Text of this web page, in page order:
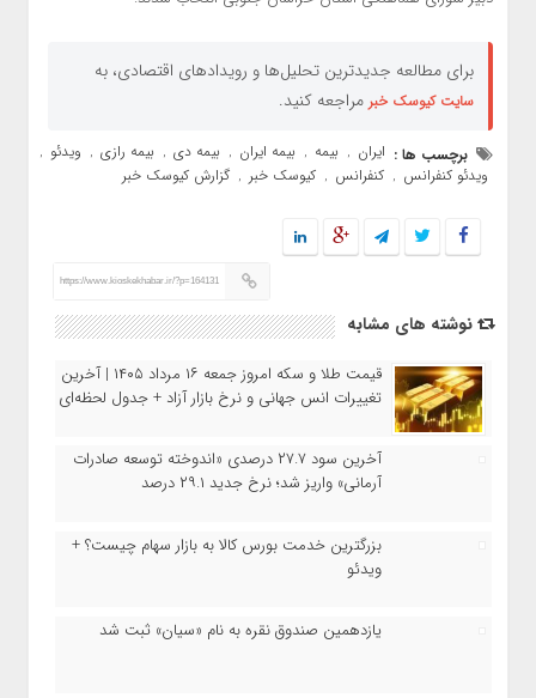
برای مطالعه جدیدترین تحلیل‌ها و رویدادهای اقتصادی، به
سایت کیوسک خبر مراجعه کنید.
برچسب ها : ایران , بیمه , بیمه ایران , بیمه دی , بیمه رازی , ویدئو ,
ویدئو کنفرانس , کنفرانس , کیوسک خبر , گزارش کیوسک خبر
https://www.kioskekhabar.ir/?p=164131
نوشته های مشابه
قیمت طلا و سکه امروز جمعه ۱۶ مرداد ۱۴۰۵ | آخرین
تغییرات انس جهانی و نرخ بازار آزاد + جدول لحظه‌ای
آخرین سود ۲۷.۷ درصدی «اندوخته توسعه صادرات
آرمانی» واریز شد؛ نرخ جدید ۲۹.۱ درصد
بزرگترین خدمت بورس کالا به بازار سهام چیست؟ +
ویدئو
یازدهمین صندوق نقره به نام «سیان» ثبت شد